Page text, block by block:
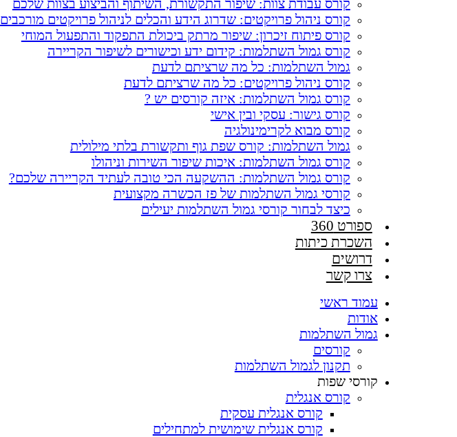
קורס עבודת צוות: שיפור התקשורת, השיתוף והביצוע בצוות שלכם
קורס ניהול פרויקטים: שדרוג הידע והכלים לניהול פרויקטים מורכבים
קורס פיתוח זיכרון: שיפור מרתק ביכולת התפקוד והתפעול המוחי
קורס גמול השתלמות: קידום ידע וכישורים לשיפור הקריירה
גמול השתלמות: כל מה שרציתם לדעת
קורס ניהול פרויקטים: כל מה שרציתם לדעת
קורס גמול השתלמות: איזה קורסים יש ?
קורס גישור: עסקי ובין אישי
קורס מבוא לקרימינולגיה
גמול השתלמות: קורס שפת גוף ותקשורת בלתי מילולית
קורס גמול השתלמות: איכות שיפור השירות וניהולו
קורס גמול השתלמות: ההשקעה הכי טובה לעתיד הקריירה שלכם?
קורסי גמול השתלמות של פז הכשרה מקצועית
כיצד לבחור קורסי גמול השתלמות יעילים
ספורט 360
השכרת כיתות
דרושים
צרו קשר
עמוד ראשי
אודות
גמול השתלמות
קורסים
תקנון לגמול השתלמות
קורסי שפות
קורס אנגלית
קורס אנגלית עסקית
קורס אנגלית שימושית למתחילים